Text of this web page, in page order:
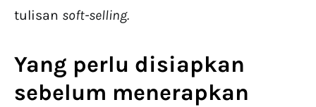
tulisan soft-selling.
Yang perlu disiapkan
sebelum menerapkan